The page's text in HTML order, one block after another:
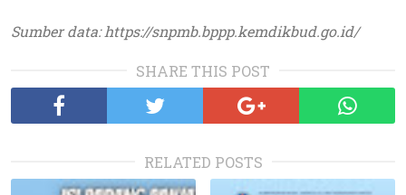
Sumber data: https://snpmb.bppp.kemdikbud.go.id/
SHARE THIS POST
RELATED POSTS